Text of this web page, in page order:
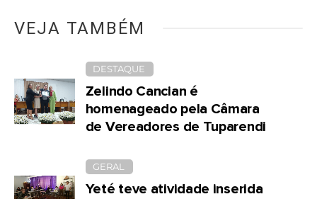
VEJA TAMBÉM
DESTAQUE
Zelindo Cancian é
homenageado pela Câmara
de Vereadores de Tuparendi
GERAL
Yeté teve atividade inserida